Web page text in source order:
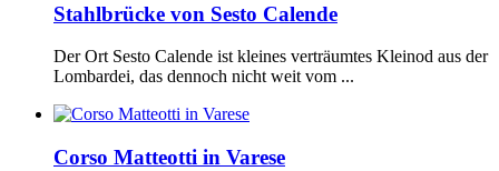
Stahlbrücke von Sesto Calende
Der Ort Sesto Calende ist kleines verträumtes Kleinod aus der
Lombardei, das dennoch nicht weit vom ...
Corso Matteotti in Varese